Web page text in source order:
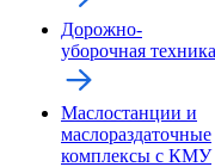
Дорожно-
уборочная техника
Маслостанции и
маслораздаточные
комплексы с КМУ